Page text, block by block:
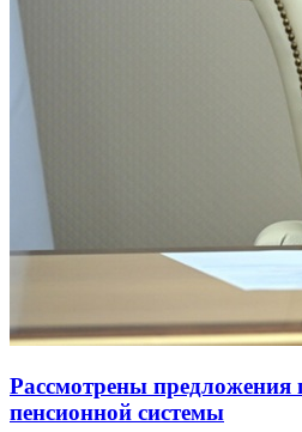
Рассмотрены
пенсионной системы